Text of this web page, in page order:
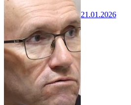
21.01.2026